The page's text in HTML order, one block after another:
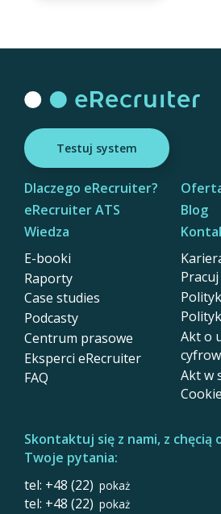
Testuj system
Dlaczego eRecruiter?
eRecruiter ATS
Wiedza
E-booki
Raporty
Case studies
Podcasty
Centrum prasowe
Eksperci eRecruiter
FAQ
Blog
Pracuj
Akt o
Akt w
Skontaktuj się z nami, z chęcią
Twoje pytania:
tel: +48 (22) pokaż
tel: +48 (22) pokaż